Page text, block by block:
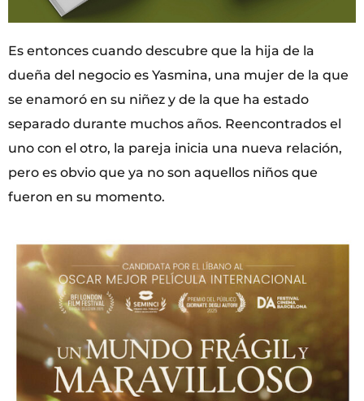
Es entonces cuando descubre que la hija de la
dueña del negocio es Yasmina, una mujer de la que
se enamoró en su niñez y de la que ha estado
separado durante muchos años. Reencontrados el
uno con el otro, la pareja inicia una nueva relación,
pero es obvio que ya no son aquellos niños que
fueron en su momento.